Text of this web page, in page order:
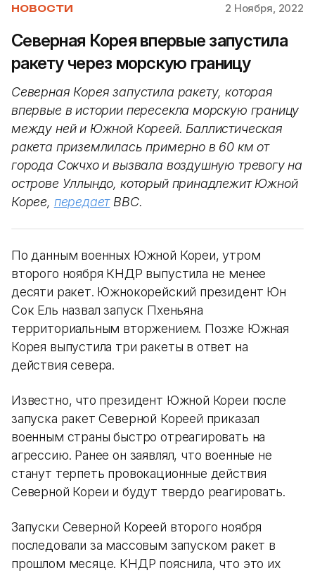
НОВОСТИ 2 Ноября, 2022
Северная Корея впервые запустила
ракету через морскую границу
Северная Корея запустила ракету, которая
впервые в истории пересекла морскую границу
между ней и Южной Кореей. Баллистическая
ракета приземлилась примерно в 60 км от
города Сокчхо и вызвала воздушную тревогу на
острове Уллындо, который принадлежит Южной
Корее, передаетBBC.
По данным военных Южной Кореи, утром
второго ноября КНДР выпустила не менее
десяти ракет. Южнокорейский президент Юн
Сок Ель назвал запуск Пхеньяна
территориальным вторжением. Позже Южная
Корея выпустила три ракеты в ответ на
действия севера.
Известно, что президент Южной Кореи после
запуска ракет Северной Кореей приказал
военным страны быстро отреагировать на
агрессию. Ранее он заявлял, что военные не
станут терпеть провокационные действия
Северной Кореи и будут твердо реагировать.
Запуски Северной Кореей второго ноября
последовали за массовым запуском ракет в
прошлом месяце. КНДР пояснила, что это их